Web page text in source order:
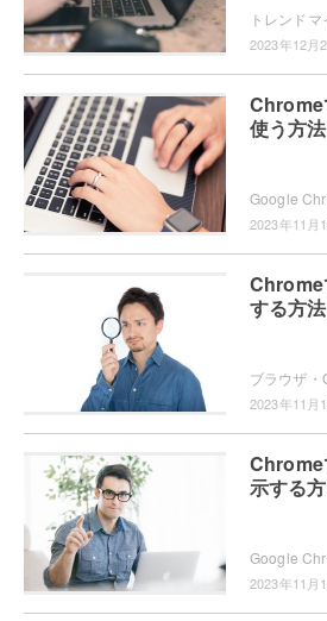
2023年12月
Chrome
使う方法
2023年11月
Chrome
する方
2023年11月
Chrome
示する
2023年11月